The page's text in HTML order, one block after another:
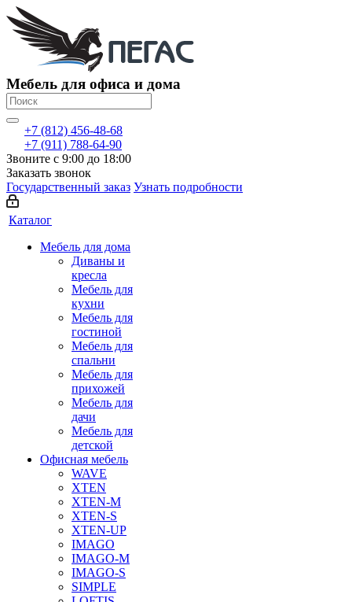
Мебель для офиса и дома
+7 (812) 456-48-68
+7 (911) 788-64-90
Звоните с 9:00 до 18:00
Заказать звонок
Государственный заказ Узнать подробности
Каталог
Мебель для дома
Диваны и
кресла
Мебель для
кухни
Мебель для
гостиной
Мебель для
спальни
Мебель для
прихожей
Мебель для
дачи
Мебель для
детской
Офисная мебель
WAVE
XTEN
XTEN-M
XTEN-S
XTEN-UP
IMAGO
IMAGO-M
IMAGO-S
SIMPLE